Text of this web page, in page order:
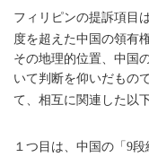
フィリピンの提訴項目は
度を超えた中国の領有
その地理的位置、中国
いて判断を仰いだもの
て、相互に関連した以
１つ目は、中国の「9段